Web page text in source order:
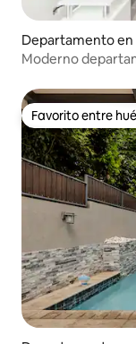
Departamento en
nstant Spring
Moderno
Favorito entre
Favorito entre